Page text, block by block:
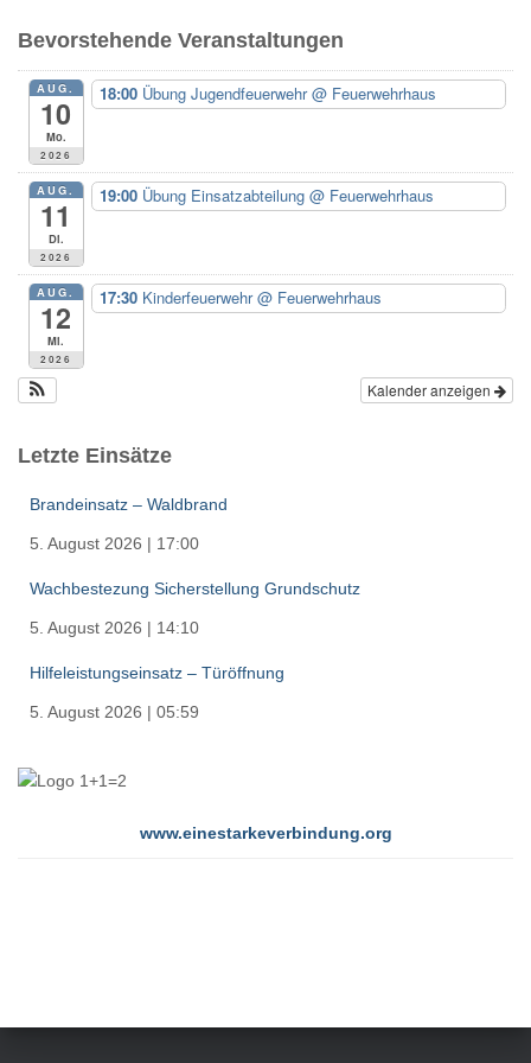
n
n
:
Bevorstehende Veranstaltungen
AUG.
10
Mo.
2026
18:00 Übung Jugendfeuerwehr@ Feuerwehrhaus
AUG.
11
Di.
2026
19:00 Übung Einsatzabteilung @ Feuerwehrhaus
AUG.
12
Mi.
2026
17:30 Kinderfeuerwehr@ Feuerwehrhaus
Kalender anzeigen
Letzte Einsätze
Brandeinsatz – Waldbrand
5. August 2026 | 17:00
Wachbestezung Sicherstellung Grundschutz
5. August 2026 | 14:10
Hilfeleistungseinsatz – Türöffnung
5. August 2026 | 05:59
www.einestarkeverbindung.org